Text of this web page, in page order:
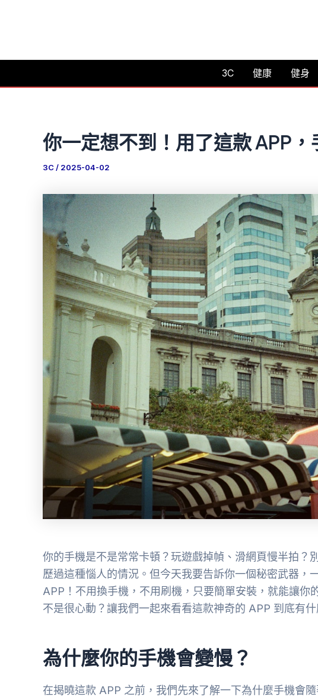
要
3C 健康 健身
你一定想不到！用了這款 APP，
3C/ 2025-04-02
你的手機是不是常常卡頓？玩遊戲掉幀、滑網頁慢半拍？
歷過這種惱人的情況。但今天我要告訴你一個秘密武器，
APP！不用換手機，不用刷機，只要簡單安裝，就能讓你
不是很心動？讓我們一起來看看這款神奇的 APP 到底有什
為什麼你的手機會變慢？
在揭曉這款 APP 之前，我們先來了解一下為什麼手機會